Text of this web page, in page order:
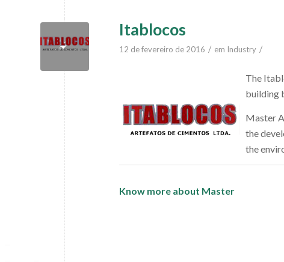
Itablocos
12 de fevereiro de 2016 / em Industry /
The
building
Master
the
the
Know more about Master